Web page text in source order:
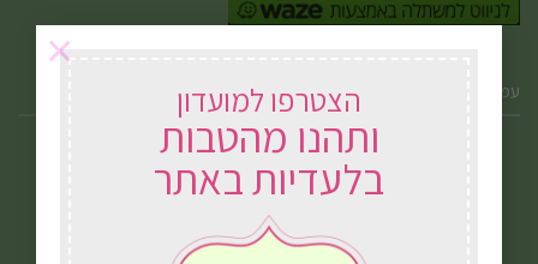
הצטרפו למועדון
ותהנו מהטבות
בלעדיות באתר
×
עמודי אתר